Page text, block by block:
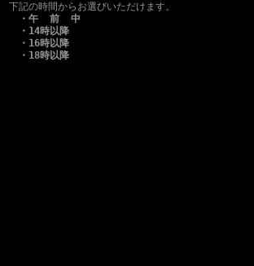
下記の時間からお選びいただけます。
・午 前 中
・14時以降
・16時以降
・18時以降